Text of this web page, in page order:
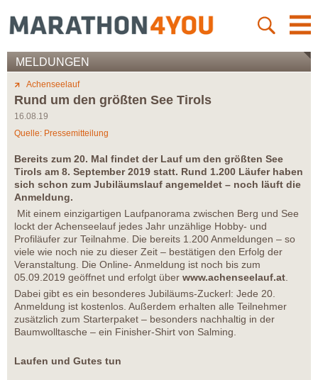
MELDUNGEN
Achenseelauf
Rund um den größten See Tirols
16.08.19
Quelle: Pressemitteilung
Bereits zum 20. Mal findet der Lauf um den größten See
Tirols am 8. September 2019 statt. Rund 1.200 Läufer haben
sich schon zum Jubiläumslauf angemeldet – noch läuft die
Anmeldung.
Mit einem einzigartigen Laufpanorama zwischen Berg und See
lockt der Achenseelauf jedes Jahr unzählige Hobby- und
Profiläufer zur Teilnahme. Die bereits 1.200 Anmeldungen – so
viele wie noch nie zu dieser Zeit – bestätigen den Erfolg der
Veranstaltung. Die Online- Anmeldung ist noch bis zum
05.09.2019 geöffnet und erfolgt über www.achenseelauf.at.
Dabei gibt es ein besonderes Jubiläums-Zuckerl: Jede 20.
Anmeldung ist kostenlos. Außerdem erhalten alle Teilnehmer
zusätzlich zum Starterpaket – besonders nachhaltig in der
Baumwolltasche – ein Finisher-Shirt von Salming.
Laufen und Gutes tun